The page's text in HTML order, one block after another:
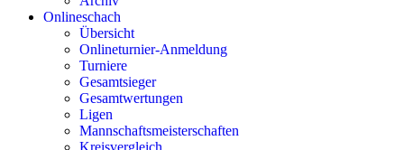
Onlineschach
Übersicht
Onlineturnier-Anmeldung
Turniere
Gesamtsieger
Gesamtwertungen
Ligen
Mannschaftsmeisterschaften